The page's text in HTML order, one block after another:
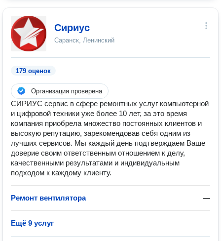
Сириус
Саранск, Ленинский
179 оценок
Организация проверена
СИРИУС сервис в сфере ремонтных услуг компьютерной
и цифровой техники уже более 10 лет, за это время
компания приобрела множество постоянных клиентов и
высокую репутацию, зарекомендовав себя одним из
лучших сервисов. Мы каждый день подтверждаем Ваше
доверие своим ответственным отношением к делу,
качественными результатами и индивидуальным
подходом к каждому клиенту.
Ремонт вентилятора —
Ещё 9 услуг